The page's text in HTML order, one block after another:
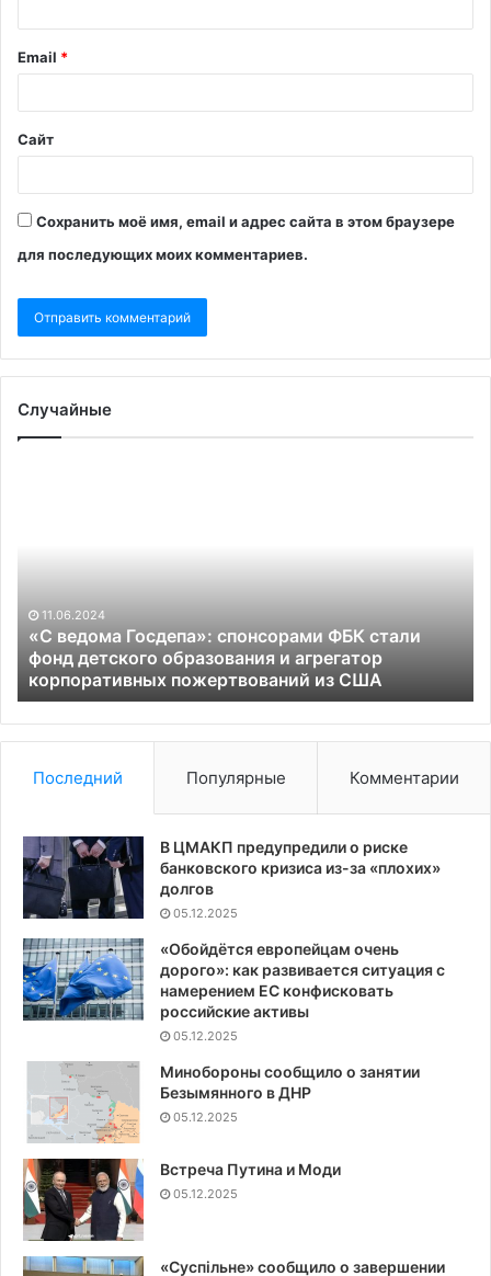
Email *
Сайт
Сохранить моё имя, email и адрес сайта в этом браузере
для последующих моих комментариев.
Случайные
фонд
детского
образования
агрегатор
корпоративных
пожертвований
11.06.2024
«С ведома Госдепа»: спонсорами ФБК стали
фонд детского образования и агрегатор
корпоративных пожертвований из США
Последний Популярные Комментарии
В ЦМАКП предупредили о риске
банковского кризиса из-за «плохих»
долгов
05.12.2025
«Обойдётся европейцам очень
дорого»: как развивается ситуация с
намерением ЕС конфисковать
российские активы
05.12.2025
Минобороны сообщило о занятии
Безымянного в ДНР
05.12.2025
Встреча Путина и Моди
05.12.2025
«Суспiльне» сообщило о завершении